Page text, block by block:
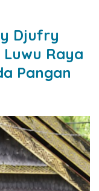
Djufry
Raya
Pangan